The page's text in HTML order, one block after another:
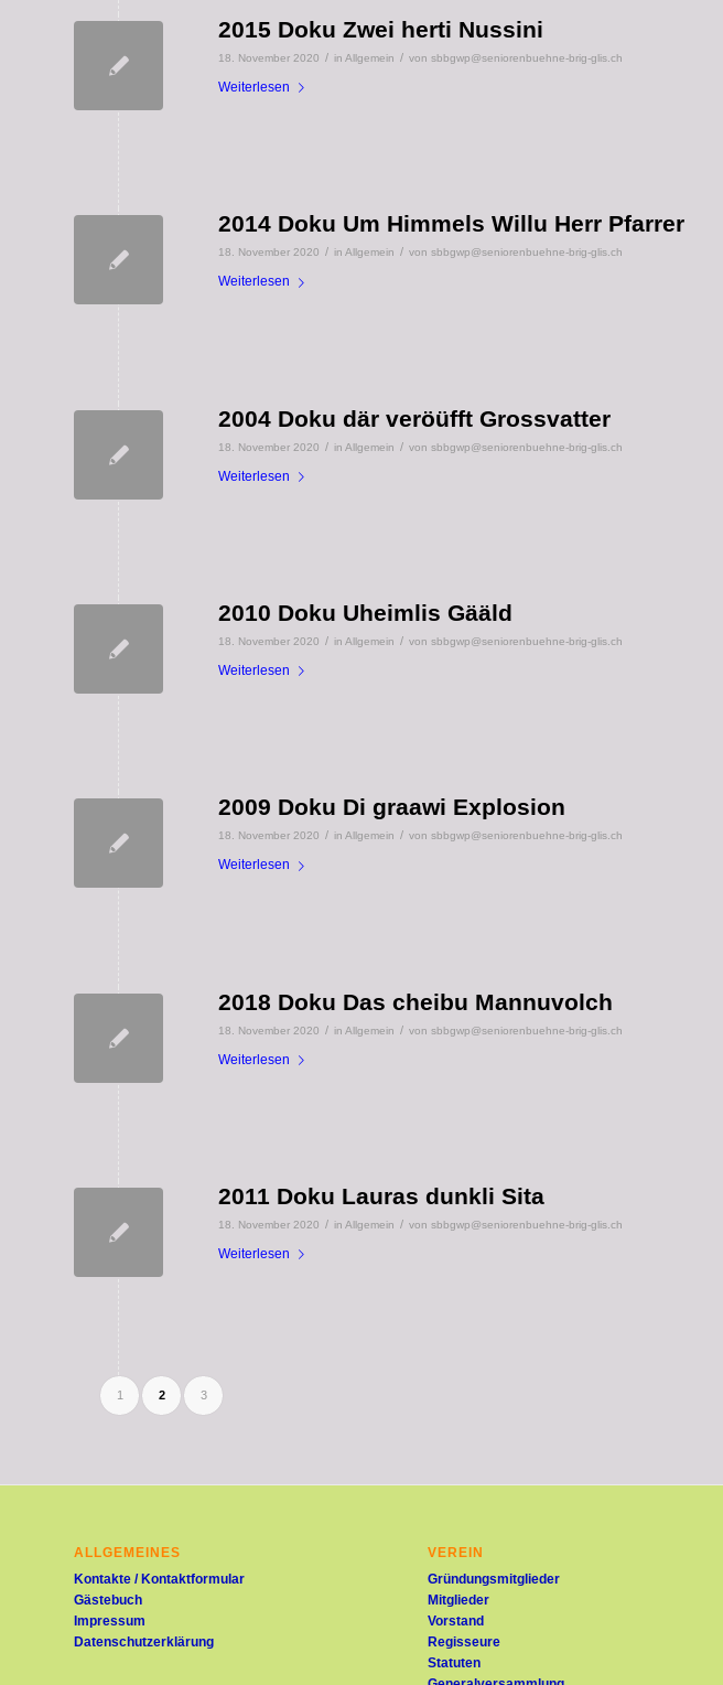
2015 Doku Zwei herti Nussini
18. November 2020 / in Allgemein / von sbbgwp@seniorenbuehne-brig-glis.ch
Weiterlesen
2014 Doku Um Himmels Willu Herr Pfarrer
18. November 2020 / in Allgemein / von sbbgwp@seniorenbuehne-brig-glis.ch
Weiterlesen
2004 Doku där veröüfft Grossvatter
18. November 2020 / in Allgemein / von sbbgwp@seniorenbuehne-brig-glis.ch
Weiterlesen
2010 Doku Uheimlis Gääld
18. November 2020 / in Allgemein / von sbbgwp@seniorenbuehne-brig-glis.ch
Weiterlesen
2009 Doku Di graawi Explosion
18. November 2020 / in Allgemein / von sbbgwp@seniorenbuehne-brig-glis.ch
Weiterlesen
2018 Doku Das cheibu Mannuvolch
18. November 2020 / in Allgemein / von sbbgwp@seniorenbuehne-brig-glis.ch
Weiterlesen
2011 Doku Lauras dunkli Sita
18. November 2020 / in Allgemein / von sbbgwp@seniorenbuehne-brig-glis.ch
Weiterlesen
1 2 3
ALLGEMEINES
Kontakte / Kontaktformular
Gästebuch
Impressum
Datenschutzerklärung
VEREIN
Gründungsmitglieder
Mitglieder
Vorstand
Regisseure
Statuten